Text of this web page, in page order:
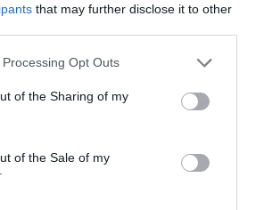
that may further disclose it to other
Opt Outs
of the Sharing of my
of the Sale of my
molo oraz wielu atrakcji
Sopotu oraz odkryjesz pięć
noclegów blisko plaży.
od tego, czy planujesz
nasz przewodnik ułatwi Ci
decyzji.
najlepsze punkty widokowe i
widokowych, które oferują
widoki na miasto oraz
Gdańską. Z artykułu dowiesz
panoramy oraz jakie zdjęcia
tam robić.
0 31.08.2025 •4 min
co zobaczyć w 48 godzin?
który kusi turystów nie tylko
plażami, ale również bogatą